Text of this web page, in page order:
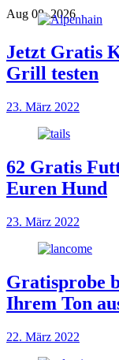
Aug 08, 2026
Jetzt Gratis
Grill testen
23. März 2022
62 Gratis
Euren Hund
23. März 2022
Gratisprobe
Ihrem Ton
22. März 2022